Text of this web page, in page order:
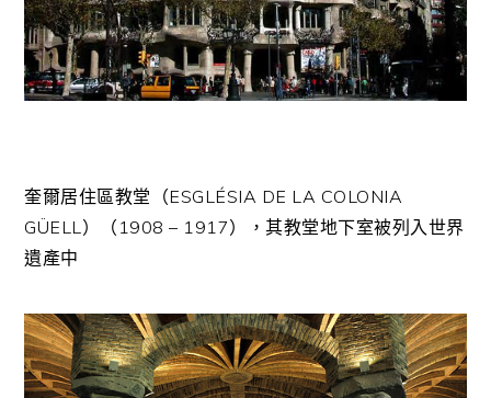
奎爾居住區教堂（ESGLÉSIA DE LA COLONIA
GÜELL）（1908 – 1917），其教堂地下室被列入世界
遺產中